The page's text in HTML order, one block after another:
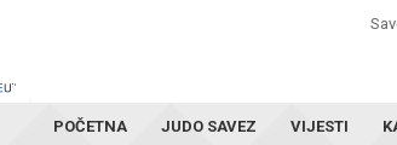
POČETNA JUDO SAVEZ VIJESTI